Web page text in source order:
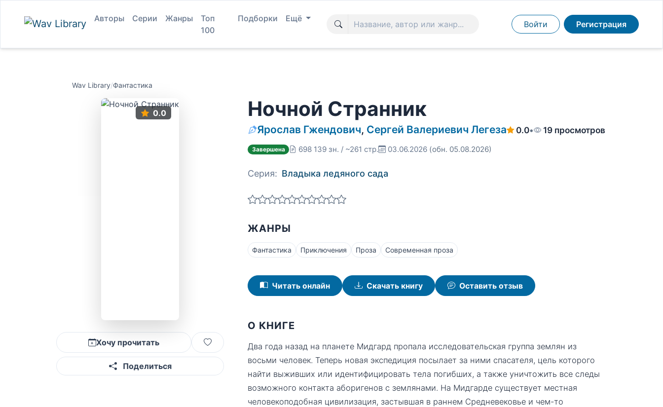
Авторы Серии Жанры
Топ
100
Подборки Ещё
Войти Регистрация
Wav Library/Фантастика
0.0
Хочу прочитать
Поделиться
Ночной Странник
Ярослав Гжендович, Сергей Валериевич Легеза 0.0• 19 просмотров
Завершена 698 139 зн. / ~261 стр. 03.06.2026 (обн. 05.08.2026)
Серия: Владыка ледяного сада
ЖАНРЫ
Фантастика Приключения Проза Современная проза
Читать онлайн Скачать книгу Оставить отзыв
О КНИГЕ
Два года назад на планете Мидгард пропала исследовательская группа землян из
восьми человек. Теперь новая экспедиция посылает за ними спасателя, цель которого
найти выживших или идентифицировать тела погибших, а также уничтожить все следы
возможного контакта аборигенов с землянами. На Мидгарде существует местная
человекоподобная цивилизация, застывшая в раннем Средневековье и чем-то